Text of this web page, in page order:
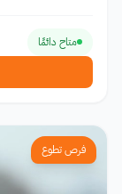
متاح دائمًا
فرص تطوع